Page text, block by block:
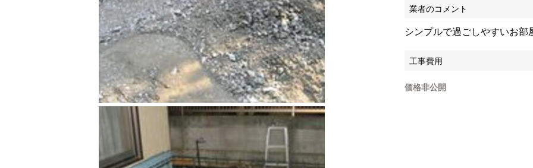
業者のコメント
シンプルで過ごしやすいお部
工事費用
価格非公開